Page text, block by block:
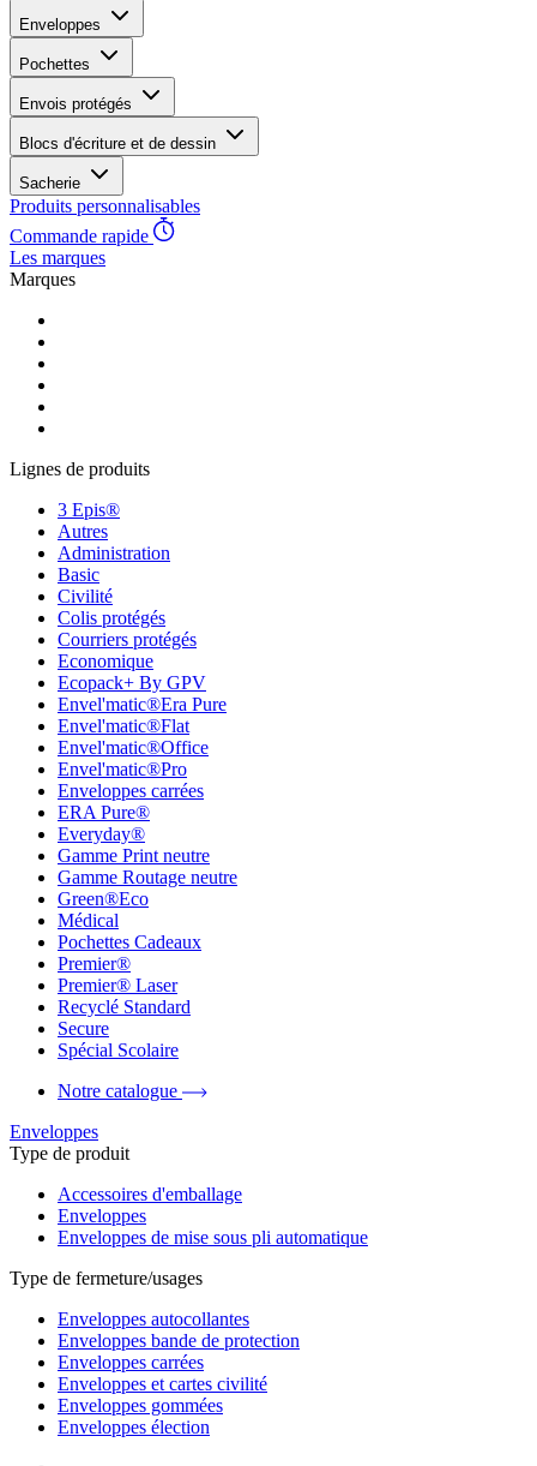
Enveloppes
Pochettes
Envois protégés
Blocs d'écriture et de dessin
Sacherie
Produits personnalisables
Commande rapide
Les marques
Marques
Lignes de produits
3 Epis®
Autres
Administration
Basic
Civilité
Colis protégés
Courriers protégés
Economique
Ecopack+ By GPV
Envel'matic®Era Pure
Envel'matic®Flat
Envel'matic®Office
Envel'matic®Pro
Enveloppes carrées
ERA Pure®
Everyday®
Gamme Print neutre
Gamme Routage neutre
Green®Eco
Médical
Pochettes Cadeaux
Premier®
Premier® Laser
Recyclé Standard
Secure
Spécial Scolaire
Notre catalogue
Enveloppes
Type de produit
Accessoires d'emballage
Enveloppes
Enveloppes de mise sous pli automatique
Type de fermeture/usages
Enveloppes autocollantes
Enveloppes bande de protection
Enveloppes carrées
Enveloppes et cartes civilité
Enveloppes gommées
Enveloppes élection